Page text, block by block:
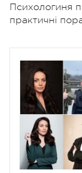
Психологиня
практичні